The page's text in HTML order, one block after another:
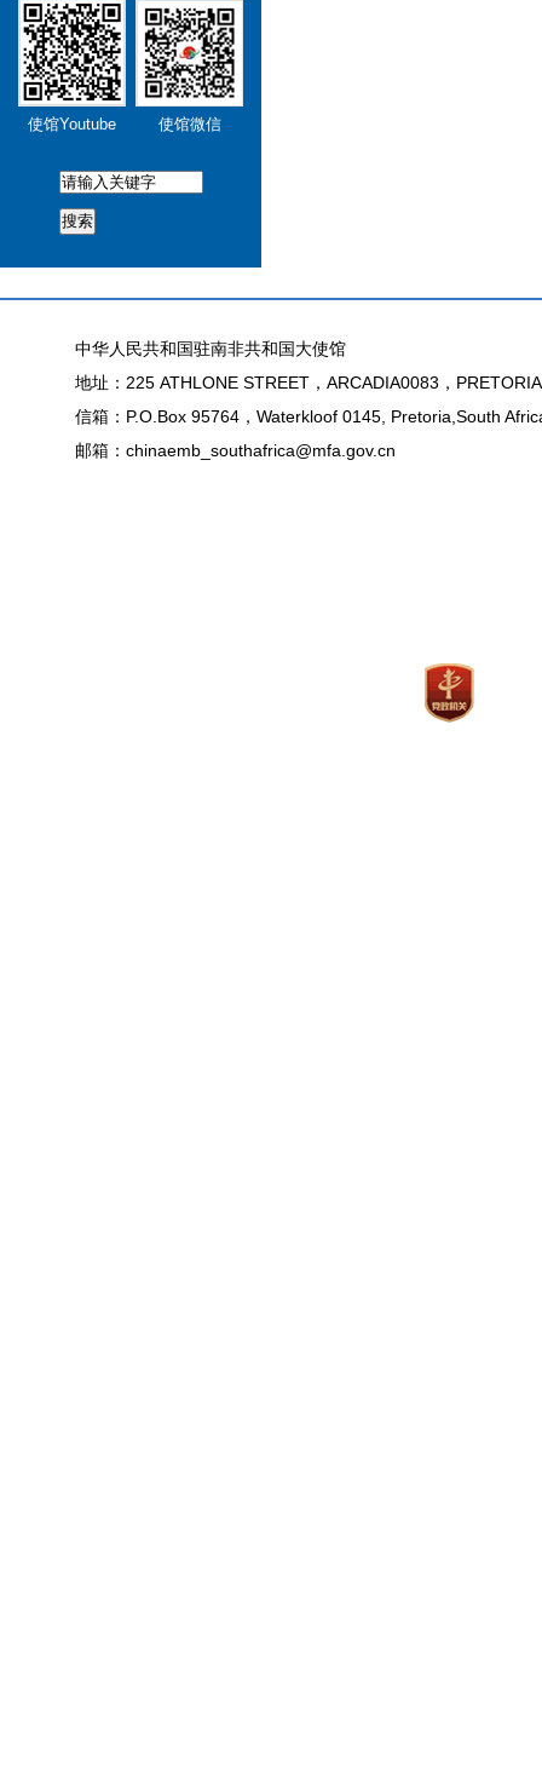
使馆Youtube 使馆微信
搜索
中华人民共和国驻南非共和国大使馆
地址：225 ATHLONE STREET，ARCADIA0083，
信箱：P.O.Box 95764，Waterkloof 0145, Pretoria,South
邮箱：chinaemb_southafrica@mfa.gov.cn